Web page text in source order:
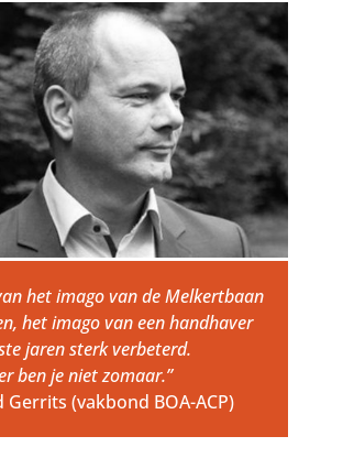
het imago van de Melkertbaan
het imago van een handhaver
jaren sterk verbeterd.
ben je niet zomaar.”
Gerrits (vakbond BOA-ACP)